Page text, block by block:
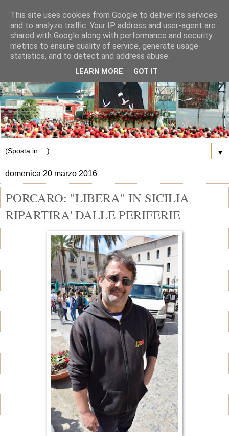
▼
domenica 20 marzo 2016
PORCARO: "LIBERA" IN SICILIA
RIPARTIRA' DALLE PERIFERIE
This site uses cookies from Google to deliver its services
and to analyze traffic. Your IP address and user-agent are
shared with Google along with performance and security
metrics to ensure quality of service, generate usage
statistics, and to detect and address abuse.
LEARN MORE GOT IT